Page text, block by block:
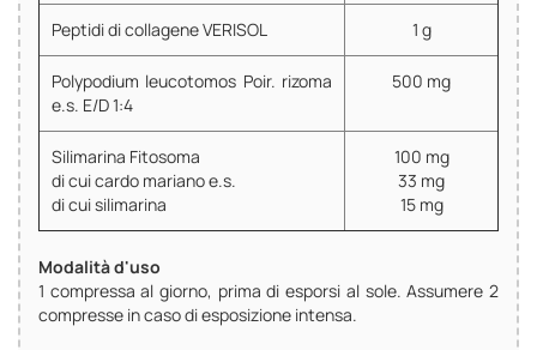
Peptidi di collagene VERISOL 1 g
Polypodium leucotomos Poir. rizoma
e.s. E/D 1:4
500 mg
Silimarina Fitosoma
di cui cardo mariano e.s.
di cui silimarina
100 mg
33 mg
15 mg
Modalità d'uso
1 compressa al giorno, prima di esporsi al sole. Assumere 2
compresse in caso di esposizione intensa.